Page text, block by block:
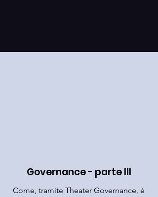
Governance - parte III
Come, tramite Theater Governance, è